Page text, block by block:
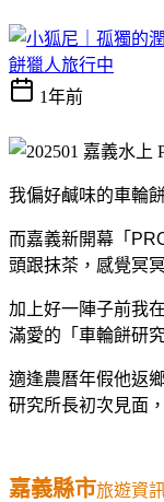
餅獵人旅行中
1年前
我偏好鹹味的車輪
而嘉義新開幕「
頭跟抹茶， 感覺冥
加上好一陣子前我
滿愛的「車輪餅研究
適逢農曆年假他返鄉
研究所長初次見面
嘉義縣市旅遊資